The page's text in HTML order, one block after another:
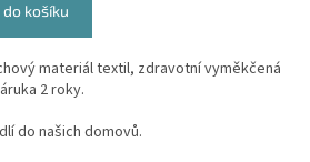
košíku
materiál textil, zdravotní vyměkčená
2 roky.
do našich domovů.